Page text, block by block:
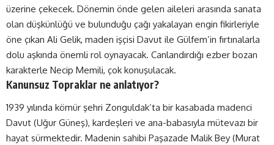
üzerine çekecek. Dönemin önde gelen aileleri arasında sanata
olan düşkünlüğü ve bulunduğu çağı yakalayan engin fikirleriyle
öne çıkan Ali Gelik, maden işçisi Davut ile Gülfem’in fırtınalarla
dolu aşkında önemli rol oynayacak. Canlandırdığı ezber bozan
karakterle Necip Memili, çok konuşulacak.
Kanunsuz Topraklar ne anlatıyor?
1939 yılında kömür şehri Zonguldak’ta bir kasabada madenci
Davut (Uğur Güneş), kardeşleri ve ana-babasıyla mütevazı bir
hayat sürmektedir. Madenin sahibi Paşazade Malik Bey (Murat